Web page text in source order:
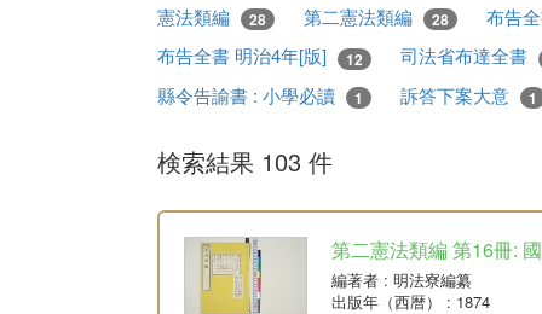
憲法類編 28 第二憲法類編 28
布告
布告全書 明治4年[版]
12
司法省布達全書
縣令告諭書 : 小學必讀
1 訴答下案大意 1
検索結果 103 件
第二憲法類編 第16冊:
編著者 : 明法寮編纂
出版年（西暦）
: 1874